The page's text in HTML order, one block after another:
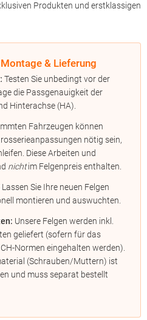
Produkten und erstklassigen
& Lieferung
Testen Sie unbedingt vor der
die Passgenauigkeit der
Hinterachse (HA).
Fahrzeugen können
nötig sein,
Diese Arbeiten und
nichtim Felgenpreis enthalten.
Lassen Sie Ihre neuen Felgen
montieren und auswuchten.
Unsere Felgen werden inkl.
geliefert (sofern für das
Normen eingehalten werden).
(Schrauben/Muttern) ist
und muss separat bestellt